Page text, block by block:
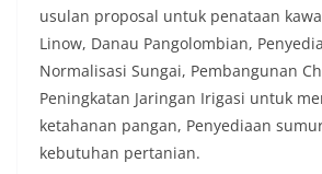
usulan proposal untuk penataan
Linow, Danau Pangolombian,
Normalisasi Sungai, Pembangunan
Peningkatan Jaringan Irigasi untuk
ketahanan pangan, Penyediaan
kebutuhan pertanian.